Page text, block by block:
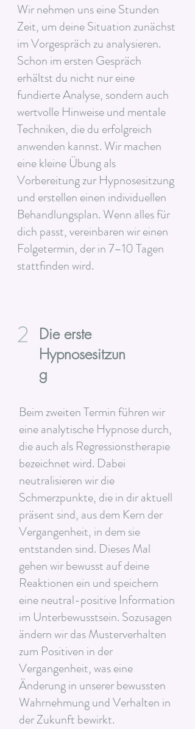
Wir nehmen uns eine Stunden
Zeit, um deine Situation zunächst
im Vorgespräch zu analysieren.
Schon im ersten Gespräch
erhältst du nicht nur eine
fundierte Analyse, sondern auch
wertvolle Hinweise und mentale
Techniken, die du erfolgreich
anwenden kannst. Wir machen
eine kleine Übung als
Vorbereitung zur Hypnosesitzung
und erstellen einen individuellen
Behandlungsplan. Wenn alles für
dich passt, vereinbaren wir einen
Folgetermin, der in 7–10 Tagen
stattfinden wird.
2
Die erste
Hypnosesitzun
g
Beim zweiten Termin führen wir
eine analytische Hypnose durch,
die auch als Regressionstherapie
bezeichnet wird. Dabei
neutralisieren wir die
Schmerzpunkte, die in dir aktuell
präsent sind, aus dem Kern der
Vergangenheit, in dem sie
entstanden sind. Dieses Mal
gehen wir bewusst auf deine
Reaktionen ein und speichern
eine neutral-positive Information
im Unterbewusstsein. Sozusagen
ändern wir das Musterverhalten
zum Positiven in der
Vergangenheit, was eine
Änderung in unserer bewussten
Wahrnehmung und Verhalten in
der Zukunft bewirkt.